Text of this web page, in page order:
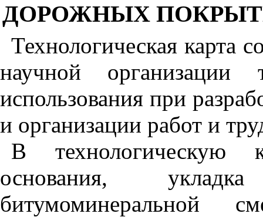
ДОРОЖНЫХ
Технологическая карта
научной организации
использования при
и организации работ и
В технологическую
основания,
битумоминеральной